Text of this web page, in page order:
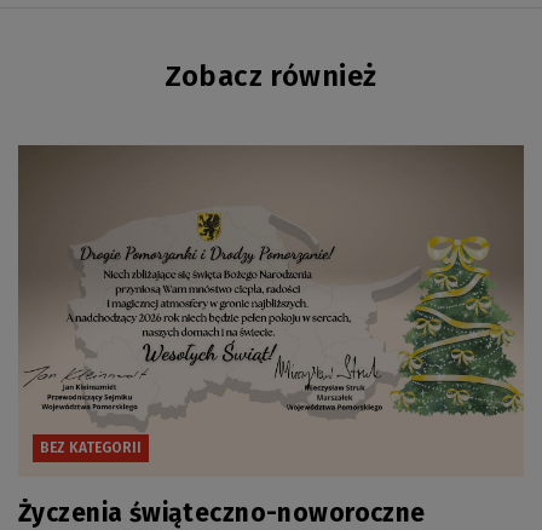
Zobacz również
BEZ KATEGORII
Życzenia świąteczno-noworoczne